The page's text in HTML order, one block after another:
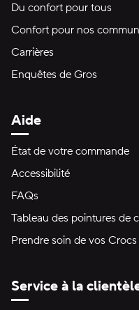
Du confort pour tous
Confort pour nos
Carrières
Enquêtes de Gros
Aide
État de votre commande
Accessibilité
FAQs
Tableau des pointures de
Prendre soin de vos Crocs
Service à la